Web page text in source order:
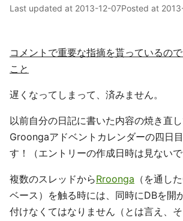
Last updated at 2013-12-07Posted at
コメントで重要な指摘を貰っているの
こと
遅くなってしまって、済みません。
以前自分の日記に書いた内容の焼き直し
Groongaアドベントカレンダーの四日
す！（エントリーの作成日時は見ないで
複数のスレッドからRroonga （を通し
ベース）を触る時には、同時にDBを開
付けなくてはなりません（とは言え、